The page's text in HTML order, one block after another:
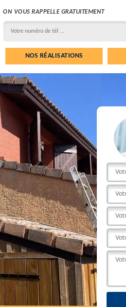
ON VOUS RAPPELLE GRATUITEMENT
NOS RÉALISATIONS